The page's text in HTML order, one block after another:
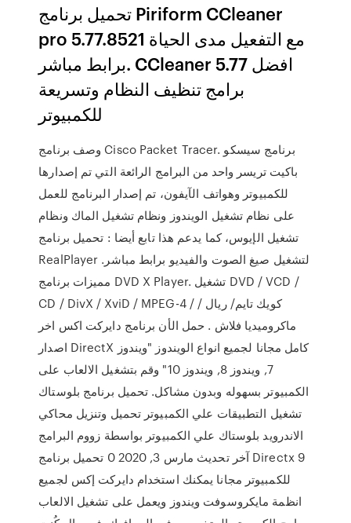
تحميل برنامج Piriform CCleaner
pro 5.77.8521 مع التفعيل مدى الحياة
برابط مباشر. CCleaner 5.77 افضل
برامج تنظيف النظام وتسريعة
للكمبيوتر
وصف برنامج Cisco Packet Tracer. برنامج سيسكو
باكيت تريسر واحد من البرامج الرائعة التي تم إصدارها
للكمبيوتر وهواتف الآيفون، تم إصدار البرنامج للعمل
على نظام تشغيل الويندوز ونظام تشغيل الماك ونظام
تشغيل الإيوس، كما يدعم هذا تابع أيضا : تحميل برنامج
RealPlayer لتشغيل صيغ الصوت والفيديو برابط مباشر.
مميزات برنامج DVD X Player. تشغيل DVD / VCD /
CD / DivX / XviD / MPEG-4 / كويك تايم/ ريال /
ماكروميديا فلاش . حمل الأن برنامج دايركت اكس اخر
اصدار DirectX كامل مجانا لجميع انواع الويندوز "ويندوز
7, ويندوز 8, ويندوز 10" وقم بتشغيل الالعاب على
الكمبيوتر بسهوله وبدون مشاكل. تحميل برنامج بلوستاك
تشغيل التطبيقات علي الكمبيوتر تحميل وتنزيل محاكي
الاندرويد بلوستاك علي الكمبيوتر بواسطة زووم البرامج
آخر تحديث مارس 3, 2020 0 تحميل برنامج Directx 9
للكمبيوتر مجانا يمكنك استخدام دايركت إكس لجميع
انظمة مايكروسوفت ويندوز ويعمل على تشغيل الالعاب